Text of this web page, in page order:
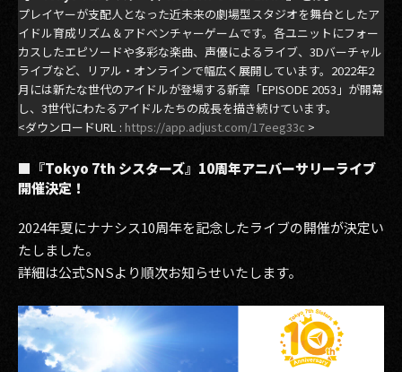
2018
2017
2016
2013
2012
2011
プレイヤーが支配人となった近未来の劇場型スタジオを舞台としたア
イドル育成リズム＆アドベンチャーゲームです。各ユニットにフォー
カスしたエピソードや多彩な楽曲、声優によるライブ、3Dバーチャル
ライブなど、リアル・オンラインで幅広く展開しています。2022年2
月には新たな世代のアイドルが登場する新章「EPISODE 2053」が開幕
し、3世代にわたるアイドルたちの成長を描き続けています。
<ダウンロードURL : https://app.adjust.com/17eeg33c >
■『Tokyo 7th シスターズ』10周年アニバーサリーライブ
開催決定！
2024年夏にナナシス10周年を記念したライブの開催が決定い
たしました。
詳細は公式SNSより順次お知らせいたします。